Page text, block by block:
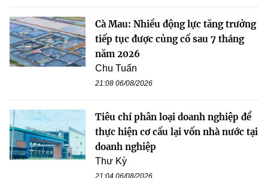
Cà Mau: Nhiều động lực tăng trưởng
tiếp tục được củng cố sau 7 tháng
năm 2026
Chu Tuấn
21:08 06/08/2026
Tiêu chí phân loại doanh nghiệp để
thực hiện cơ cấu lại vốn nhà nước tại
doanh nghiệp
Thư Kỳ
21:04 06/08/2026